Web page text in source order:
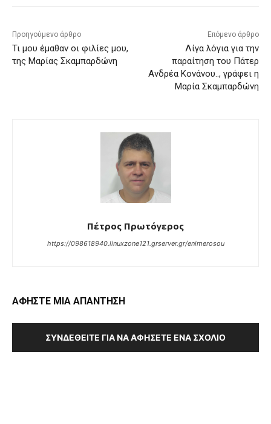
Προηγούμενο άρθρο
Τι μου έμαθαν οι φιλίες μου,
της Μαρίας Σκαμπαρδώνη
Επόμενο άρθρο
Λίγα λόγια για την
παραίτηση του Πάτερ
Ανδρέα Κονάνου.., γράφει η
Μαρία Σκαμπαρδώνη
Πέτρος Πρωτόγερος
https://098618940.linuxzone121.grserver.gr/enimerosou
ΑΦΗΣΤΕ ΜΙΑ ΑΠΑΝΤΗΣΗ
ΣΥΝΔΕΘΕΊΤΕ ΓΙΑ ΝΑ ΑΦΉΣΕΤΕ ΈΝΑ ΣΧΌΛΙΟ